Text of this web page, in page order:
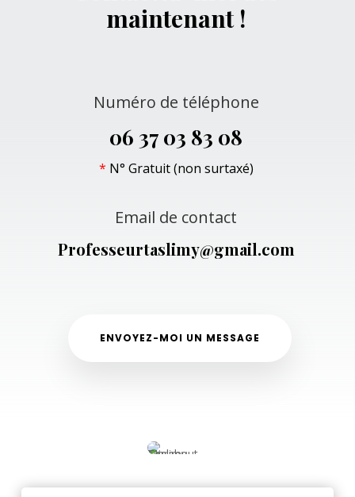
maintenant !
Numéro de téléphone
06 37 03 83 08
* N° Gratuit (non surtaxé)
Email de contact
Professeurtaslimy@gmail.com
ENVOYEZ-MOI UN MESSAGE